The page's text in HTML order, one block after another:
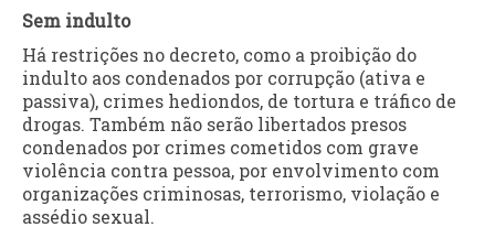
Sem indulto
Há restrições no decreto, como a proibição do
indulto aos condenados por corrupção (ativa e
passiva), crimes hediondos, de tortura e tráfico de
drogas. Também não serão libertados presos
condenados por crimes cometidos com grave
violência contra pessoa, por envolvimento com
organizações criminosas, terrorismo, violação e
assédio sexual.